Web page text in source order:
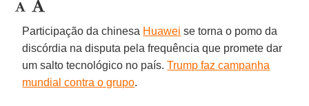
Participação da chinesa Huawei se torna o pomo da
discórdia na disputa pela frequência que promete dar
um salto tecnológico no país.Trump faz campanha
mundial contra o grupo.